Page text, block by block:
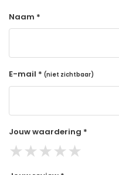
Naam *
E-mail * (niet zichtbaar)
Jouw waardering *
★★★★★